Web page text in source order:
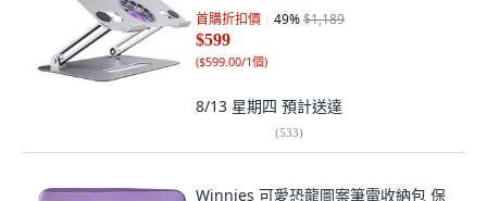
首購折扣價 49%$1,189
$599
($599.00/1個)
8/13 星期四 預計送達
(533)
Winnies 可愛恐龍圖案筆電收納包 保